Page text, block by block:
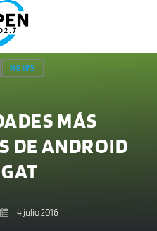
EL SITIO:
PÁGINA EN:
NEWS
MÁS
DE ANDROID
4 julio 2016